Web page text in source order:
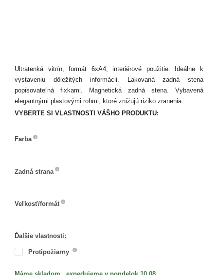
Ultratenká vitrín, formát 6xA4, interiérové použitie. Ideálne k
vystaveniu dôležitých informácii. Lakovaná zadná stena
popisovateľná fixkami. Magnetická zadná stena. Vybavená
elegantnými plastovými rohmi, ktoré znižujú riziko zranenia.
VYBERTE SI VLASTNOSTI VÁŠHO PRODUKTU:
Farba
Zadná strana
Veľkosť/formát
Ďalšie vlastnosti:
Protipožiarny